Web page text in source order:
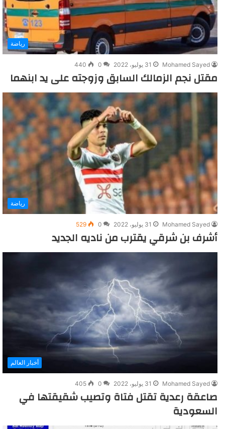
رياضة
Mohamed Sayed 31 يوليو، 2022 0
440
مقتل نجم الزمالك السابق وزوجته على يد ابنهما
رياضة
Mohamed Sayed 31 يوليو، 2022 0
529
أشرف بن شرقي يقترب من ناديه الجديد
أخبار العالم
Mohamed Sayed 31 يوليو، 2022 0
405
صاعقة رعدية تقتل فتاة وتصيب شقيقتها في
السعودية